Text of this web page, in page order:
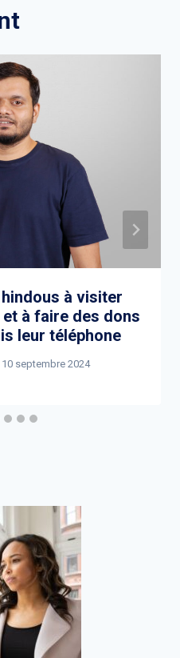
à visiter
à faire des dons
leur téléphone
10 septembre 2024